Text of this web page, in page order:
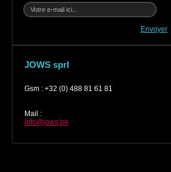
Envoyer
JOWS sprl
Gsm : +32 (0) 488 81 61 81
Mail :
info@jows.be